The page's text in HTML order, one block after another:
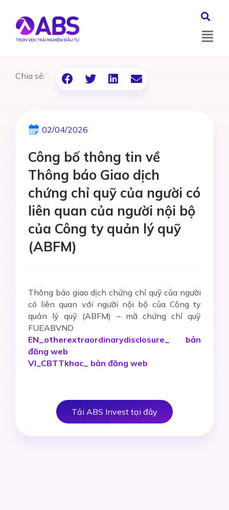
Chia sẻ:
02/04/2026
Công bố thông tin về
Thông báo Giao dịch
chứng chỉ quỹ của người có
liên quan của người nội bộ
của Công ty quản lý quỹ
(ABFM)
Thông báo giao dịch chứng chỉ quỹ của người
có liên quan với người nội bộ của Công ty
quản lý quỹ (ABFM) – mã chứng chỉ quỹ
FUEABVND
EN_otherextraordinarydisclosure_ bản
đăng web
VI_CBTTkhac_ bản đăng web
Tải ABS Invest tại đây